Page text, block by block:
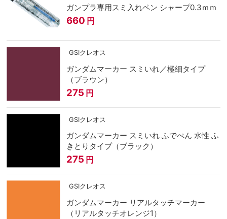
ガンプラ専用スミ入れペン シャープ0.3ｍｍ
660 円
GSIクレオス
ガンダムマーカー スミいれ／極細タイプ
（ブラウン）
275 円
GSIクレオス
ガンダムマーカー スミいれ ふでぺん 水性 ふ
きとりタイプ（ブラック）
275 円
GSIクレオス
ガンダムマーカー リアルタッチマーカー
（リアルタッチオレンジ1）